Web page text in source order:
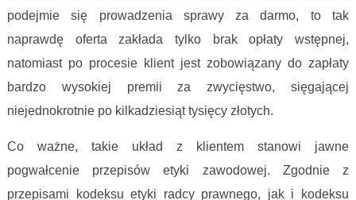
podejmie się prowadzenia sprawy za darmo, to tak
naprawdę oferta zakłada tylko brak opłaty wstępnej,
natomiast po procesie klient jest zobowiązany do zapłaty
bardzo wysokiej premii za zwycięstwo, sięgającej
niejednokrotnie po kilkadziesiąt tysięcy złotych.
Co ważne, takie układ z klientem stanowi jawne
pogwałcenie przepisów etyki zawodowej. Zgodnie z
przepisami kodeksu etyki radcy prawnego, jak i kodeksu